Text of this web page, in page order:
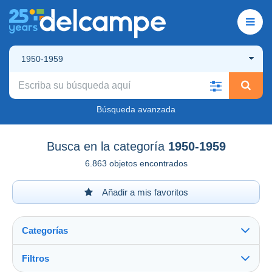
1950-1959
Búsqueda avanzada
Busca en la categoría 1950-1959
6.863 objetos encontrados
Añadir a mis favoritos
Categorías
Filtros